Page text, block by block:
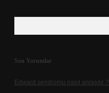
Son Yorumlar
Edward sendromu nasıl anlaşılır ?